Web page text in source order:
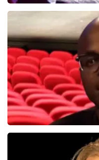
Hans Klok
314+
BEKIJKEN
Jandino
499+